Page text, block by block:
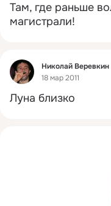
Там, где раньше
магистрали!
Фид
Николай Веревкин
18 мар 2011
Луна близко